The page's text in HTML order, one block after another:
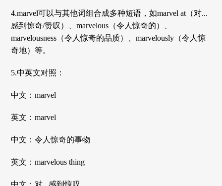
4.marvel可以与其他词组合成多种短语，如marvel at（对...
感到惊奇/赞叹）、marvelous（令人惊奇的）、
marvelousness（令人惊奇的品质）、marvelously（令人惊
奇地）等。
5.中英文对照：
中文：marvel
英文：marvel
中文：令人惊奇的事物
英文：marvelous thing
中文：对...感到惊叹